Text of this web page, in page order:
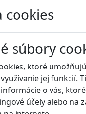
cookies
súbory
ktoré
jej funkcií.
o vás,
účely alebo na